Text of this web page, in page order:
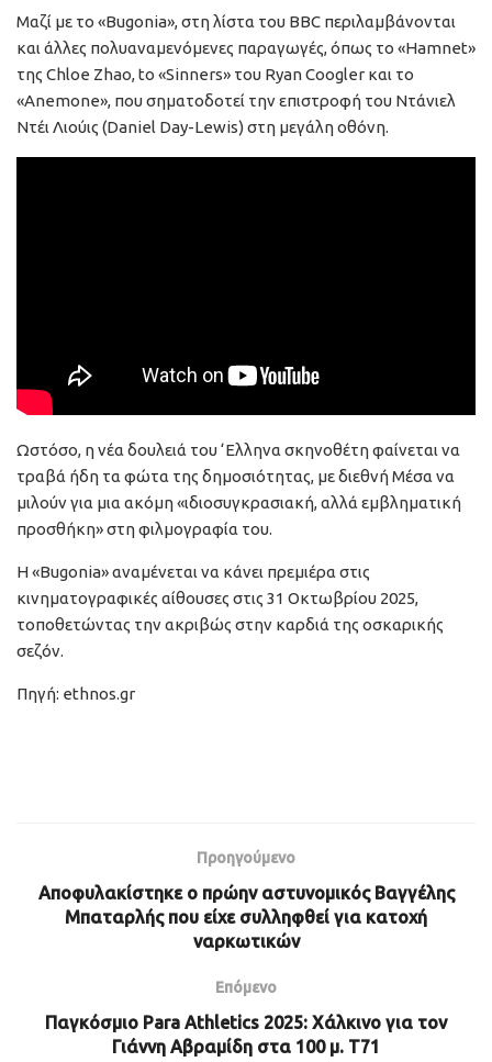
Μαζί με το «Bugonia», στη λίστα του BBC περιλαμβάνονται
και άλλες πολυαναμενόμενες παραγωγές, όπως το «Hamnet»
της Chloe Zhao, to «Sinners» του Ryan Coogler και το
«Anemone», που σηματοδοτεί την επιστροφή του Ντάνιελ
Ντέι Λιούις (Daniel Day-Lewis) στη μεγάλη οθόνη.
Ωστόσο, η νέα δουλειά του ‘Ελληνα σκηνοθέτη φαίνεται να
τραβά ήδη τα φώτα της δημοσιότητας, με διεθνή Μέσα να
μιλούν για μια ακόμη «ιδιοσυγκρασιακή, αλλά εμβληματική
προσθήκη» στη φιλμογραφία του.
Η «Bugonia» αναμένεται να κάνει πρεμιέρα στις
κινηματογραφικές αίθουσες στις 31 Οκτωβρίου 2025,
τοποθετώντας την ακριβώς στην καρδιά της οσκαρικής
σεζόν.
Πηγή: ethnos.gr
Προηγούμενο
Αποφυλακίστηκε o πρώην αστυνομικός Βαγγέλης
Μπαταρλής που είχε συλληφθεί για κατοχή
ναρκωτικών
Επόμενο
Παγκόσμιο Para Athletics 2025: Χάλκινο για τον
Γιάννη Αβραμίδη στα 100 μ. T71